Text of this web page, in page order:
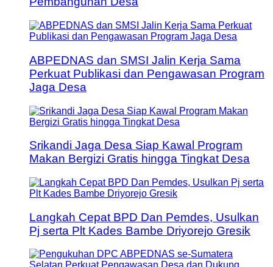
ABPEDNAS dan SMSI Jalin Kerja Sama
Perkuat Publikasi dan Pengawasan Program
Jaga Desa
Srikandi Jaga Desa Siap Kawal Program
Makan Bergizi Gratis hingga Tingkat Desa
Langkah Cepat BPD Dan Pemdes, Usulkan
Pj serta Plt Kades Bambe Driyorejo Gresik